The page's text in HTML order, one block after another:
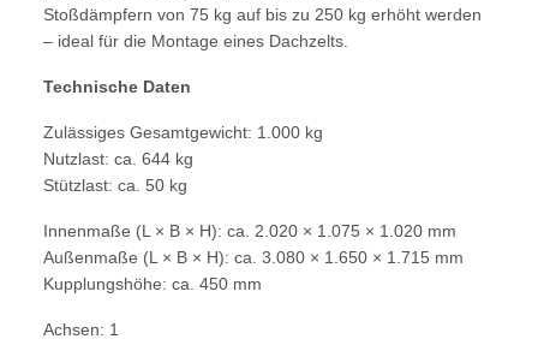
Stoßdämpfern von 75 kg auf bis zu 250 kg erhöht werden
– ideal für die Montage eines Dachzelts.
Technische Daten
Zulässiges Gesamtgewicht: 1.000 kg
Nutzlast: ca. 644 kg
Stützlast: ca. 50 kg
Innenmaße (L × B × H): ca. 2.020 × 1.075 × 1.020 mm
Außenmaße (L × B × H): ca. 3.080 × 1.650 × 1.715 mm
Kupplungshöhe: ca. 450 mm
Achsen: 1